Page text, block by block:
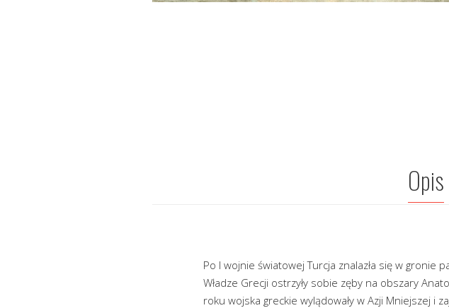
Opis
Po I wojnie światowej Turcja znalazła się w gronie
Władze Grecji ostrzyły sobie zęby na obszary
roku wojska greckie wylądowały w Azji Mniejszej i